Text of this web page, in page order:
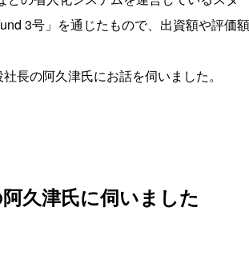
3号」を通じたもので、出資額や評価
長の阿久津氏にお話を伺いました。
久津氏に伺いました